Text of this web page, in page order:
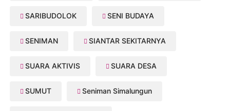
SARIBUDOLOK SENI BUDAYA
SENIMAN SIANTAR SEKITARNYA
SUARA AKTIVIS SUARA DESA
SUMUT Seniman Simalungun